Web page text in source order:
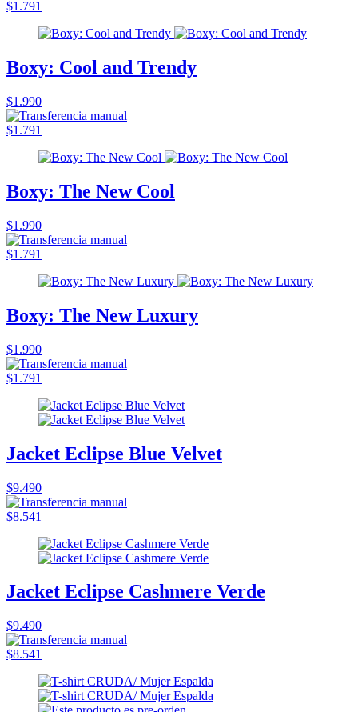
$1.791
Boxy: Cool and Trendy
$1.990
$1.791
Boxy: The New Cool
$1.990
$1.791
Boxy: The New Luxury
$1.990
$1.791
Jacket Eclipse Blue Velvet
$9.490
$8.541
Jacket Eclipse Cashmere Verde
$9.490
$8.541